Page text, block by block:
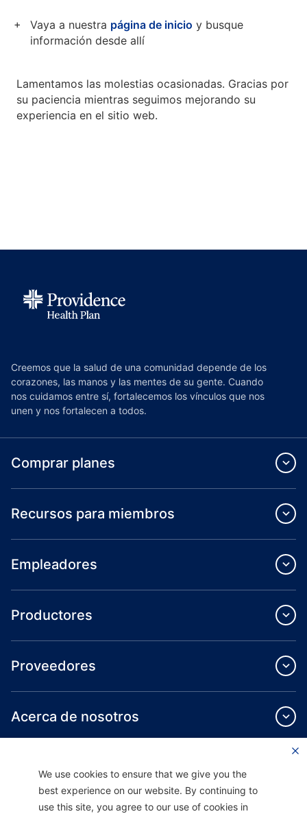
Vaya a nuestra página de inicio y busque
información desde allí
Lamentamos las molestias ocasionadas. Gracias por
su paciencia mientras seguimos mejorando su
experiencia en el sitio web.
Creemos que la salud de una comunidad depende de los
corazones, las manos y las mentes de su gente. Cuando
nos cuidamos entre sí, fortalecemos los vínculos que nos
unen y nos fortalecen a todos.
Comprar planes
Recursos para miembros
Empleadores
Productores
Proveedores
Acerca de nosotros
We use cookies to ensure that we give you the
best experience on our website. By continuing to
use this site, you agree to our use of cookies in